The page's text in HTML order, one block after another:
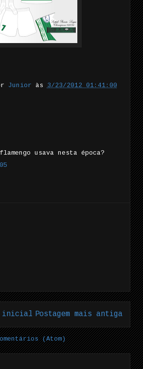
Junior às 3/23/2012 01:41:00
usava nesta época?
Postagem mais antiga
inicial
(Atom)